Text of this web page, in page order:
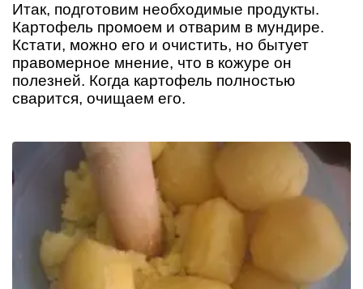
Итак, подготовим необходимые продукты.
Картофель промоем и отварим в мундире.
Кстати, можно его и очистить, но бытует
правомерное мнение, что в кожуре он
полезней. Когда картофель полностью
сварится, очищаем его.